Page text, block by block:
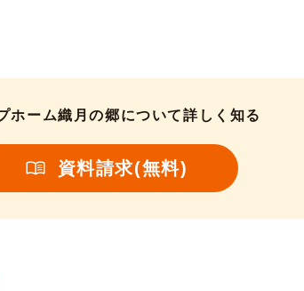
ホーム織月の郷について詳しく知る
資料請求(無料)